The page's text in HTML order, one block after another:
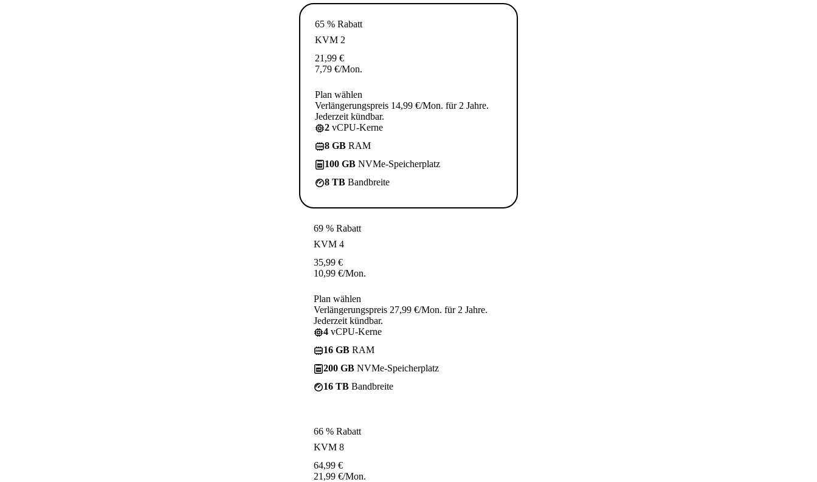
65 % Rabatt
KVM 2
21,99 €
7,79 €/Mon.
Plan wählen
Verlängerungspreis 14,99 €/Mon. für 2 Jahre.
Jederzeit kündbar.
2 vCPU-Kerne
8 GB RAM
100 GB NVMe-Speicherplatz
8 TB Bandbreite
69 % Rabatt
KVM 4
35,99 €
10,99 €/Mon.
Plan wählen
Verlängerungspreis 27,99 €/Mon. für 2 Jahre.
Jederzeit kündbar.
4 vCPU-Kerne
16 GB RAM
200 GB NVMe-Speicherplatz
16 TB Bandbreite
66 % Rabatt
KVM 8
64,99 €
21,99 €/Mon.